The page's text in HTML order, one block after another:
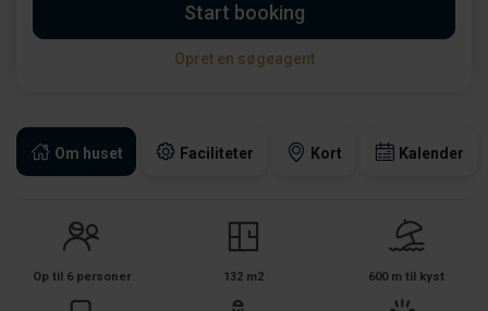
Om huset Faciliteter Kort Kalender
Op til 6 personer 132 m2 600 m til kyst
Start booking
Opret en søgeagent